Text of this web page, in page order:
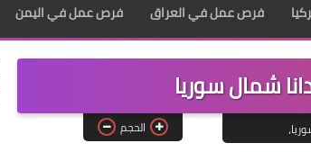
فرص عمل في العراق فرص عمل في اليمن
شمال سوريا
الحجم